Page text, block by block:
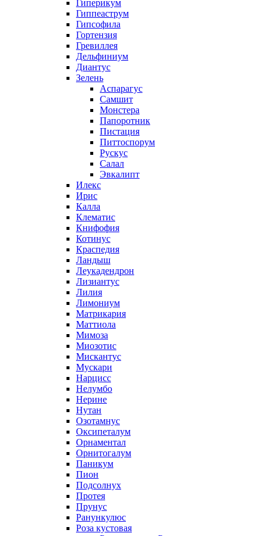
Гиперикум
Гиппеаструм
Гипсофила
Гортензия
Гревиллея
Дельфиниум
Диантус
Зелень
Аспарагус
Самшит
Монстера
Папоротник
Пистация
Питтоспорум
Рускус
Салал
Эвкалипт
Илекс
Ирис
Калла
Клематис
Книфофия
Котинус
Краспедия
Ландыш
Леукадендрон
Лизиантус
Лилия
Лимониум
Матрикария
Маттиола
Мимоза
Миозотис
Мискантус
Мускари
Нарцисс
Нелумбо
Нерине
Нутан
Озотамнус
Оксипеталум
Орнаментал
Орнитогалум
Паникум
Пион
Подсолнух
Протея
Прунус
Ранункулюс
Роза кустовая